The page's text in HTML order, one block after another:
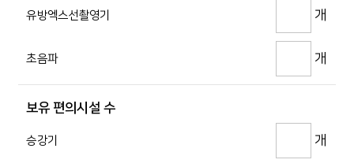
유방엑스선촬영기 개
초음파 개
보유 편의시설 수
승강기 개